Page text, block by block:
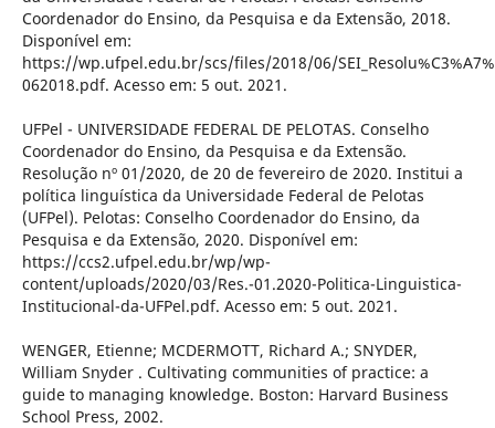
Coordenador do Ensino, da Pesquisa e da Extensão, 2018.
Disponível em:
https://wp.ufpel.edu.br/scs/files/2018/06/
062018.pdf. Acesso em: 5 out. 2021.
UFPel - UNIVERSIDADE FEDERAL DE PELOTAS. Conselho
Coordenador do Ensino, da Pesquisa e da Extensão.
Resolução nº 01/2020, de 20 de fevereiro de 2020. Institui a
política linguística da Universidade Federal de Pelotas
(UFPel). Pelotas: Conselho Coordenador do Ensino, da
Pesquisa e da Extensão, 2020. Disponível em:
https://ccs2.ufpel.edu.br/wp/wp-
content/uploads/2020/03/Res.-01.2020-Politica-Linguistica-
Institucional-da-UFPel.pdf. Acesso em: 5 out. 2021.
WENGER, Etienne; MCDERMOTT, Richard A.; SNYDER,
William Snyder . Cultivating communities of practice: a
guide to managing knowledge. Boston: Harvard Business
School Press, 2002.